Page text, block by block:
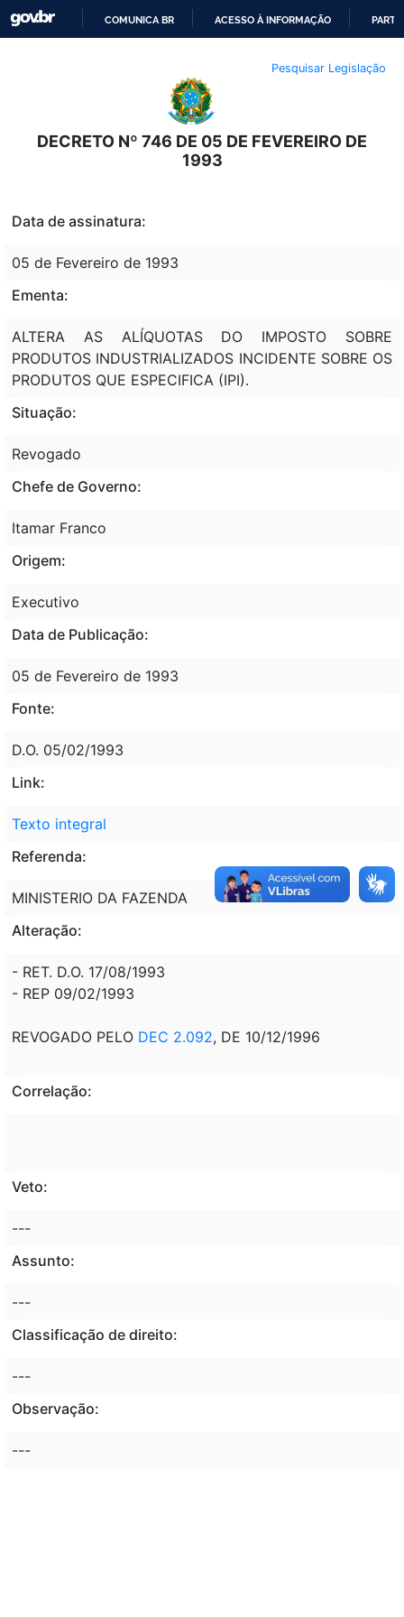
O
CONTEÚDO
COMUNICA BR ACESSO À INFORMAÇÃO
Pesquisar Legislação
DECRETO Nº 746 DE 05 DE FEVEREIRO DE
1993
Data de assinatura:
05 de Fevereiro de 1993
Ementa:
ALTERA AS ALÍQUOTAS DO IMPOSTO SOBRE
PRODUTOS INDUSTRIALIZADOS INCIDENTE SOBRE OS
PRODUTOS QUE ESPECIFICA (IPI).
Situação:
Revogado
Chefe de Governo:
Itamar Franco
Origem:
Executivo
Data de Publicação:
05 de Fevereiro de 1993
Fonte:
D.O. 05/02/1993
Link:
Texto integral
Referenda:
MINISTERIO DA FAZENDA
Alteração:
- RET. D.O. 17/08/1993
- REP 09/02/1993
REVOGADO PELO DEC 2.092, DE 10/12/1996
Correlação:
Veto:
---
Assunto:
---
Classificação de direito:
---
Observação:
---